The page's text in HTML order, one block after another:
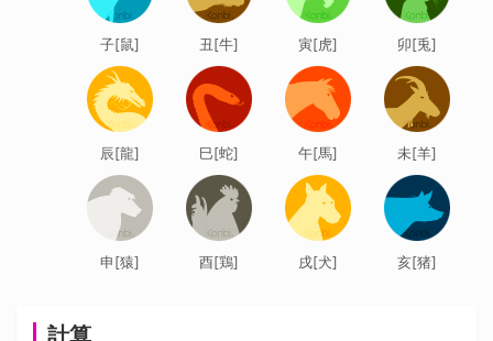
計算
子[鼠] 丑[牛] 寅[虎] 卯[兎]
辰[龍] 巳[蛇] 午[馬] 未[羊]
申[猿] 酉[鶏] 戌[犬] 亥[猪]